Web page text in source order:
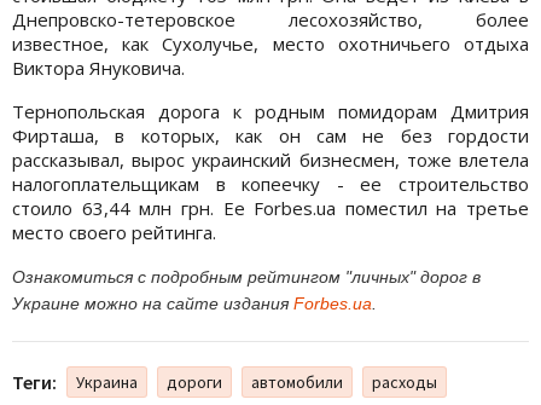
Днепровско-тетеровское лесохозяйство, более
известное, как Сухолучье, место охотничьего отдыха
Виктора Януковича.
Тернопольская дорога к родным помидорам Дмитрия
Фирташа, в которых, как он сам не без гордости
рассказывал, вырос украинский бизнесмен, тоже влетела
налогоплательщикам в копеечку - ее строительство
стоило 63,44 млн грн. Ее Forbes.ua поместил на третье
место своего рейтинга.
Ознакомиться с подробным рейтингом "личных" дорог в
Украине можно на сайте издания Forbes.ua.
Теги: Украина дороги автомобили расходы